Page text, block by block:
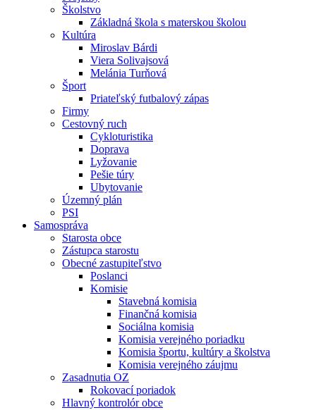
Školstvo
Základná škola s materskou školou
Kultúra
Miroslav Bárdi
Viera Solivajsová
Melánia Turňová
Šport
Priateľský futbalový zápas
Firmy
Cestovný ruch
Cykloturistika
Doprava
Lyžovanie
Pešie túry
Ubytovanie
Územný plán
PSI
Samospráva
Starosta obce
Zástupca starostu
Obecné zastupiteľstvo
Poslanci
Komisie
Stavebná komisia
Finančná komisia
Sociálna komisia
Komisia verejného poriadku
Komisia športu, kultúry a školstva
Komisia verejného záujmu
Zasadnutia OZ
Rokovací poriadok
Hlavný kontrolór obce